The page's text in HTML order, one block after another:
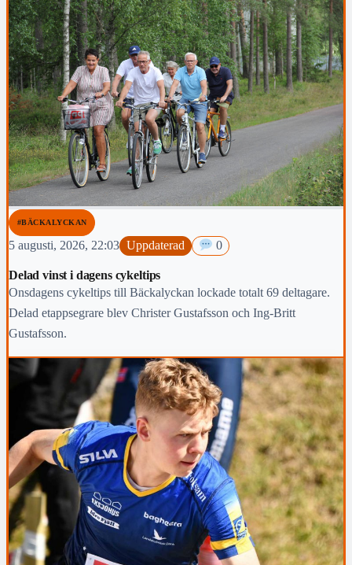
#BÄCKALYCKAN
5 augusti, 2026, 22:03 Uppdaterad 0
Delad vinst i dagens cykeltips
Onsdagens cykeltips till Bäckalyckan lockade totalt 69 deltagare.
Delad etappsegrare blev Christer Gustafsson och Ing-Britt
Gustafsson.